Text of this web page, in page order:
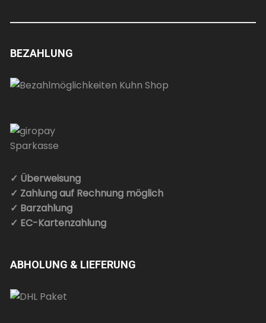
BEZAHLUNG
✓ Überweisung
✓ Zahlung auf Rechnung möglich
✓ Barzahlung
✓ EC-Kartenzahlung
ABHOLUNG & LIEFERUNG